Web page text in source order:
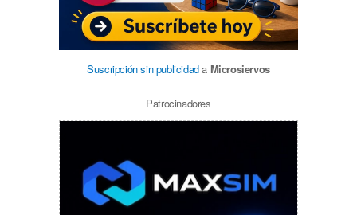
Suscripción sin publicidada Microsiervos
Patrocinadores